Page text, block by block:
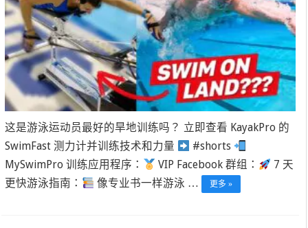
这是游泳运动员最好的旱地训练吗？ 立即查看 KayakPro 的
SwimFast 测力计并训练技术和力量
#shorts
MySwimPro 训练应用程序：
VIP Facebook 群组：
7 天
更快游泳指南：
像专业书一样游泳 … 更多 »